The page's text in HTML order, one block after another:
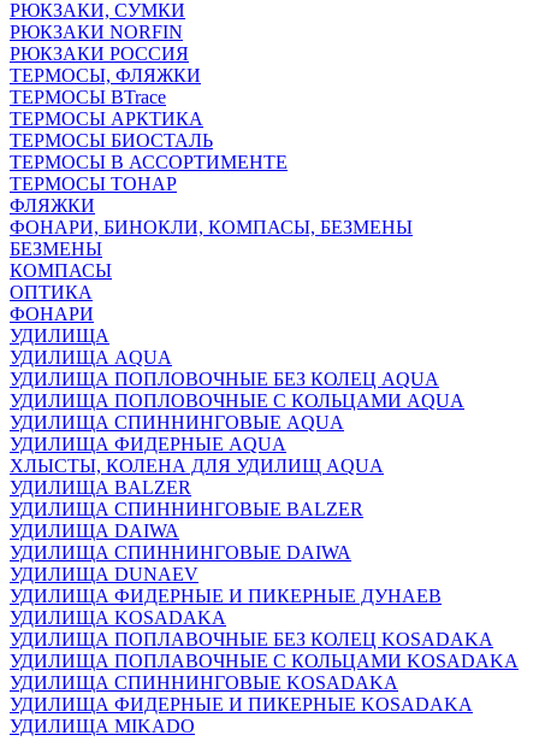
РЮКЗАКИ, СУМКИ
РЮКЗАКИ NORFIN
РЮКЗАКИ РОССИЯ
ТЕРМОСЫ, ФЛЯЖКИ
ТЕРМОСЫ BTrace
ТЕРМОСЫ АРКТИКА
ТЕРМОСЫ БИОСТАЛЬ
ТЕРМОСЫ В АССОРТИМЕНТЕ
ТЕРМОСЫ ТОНАР
ФЛЯЖКИ
ФОНАРИ, БИНОКЛИ, КОМПАСЫ, БЕЗМЕНЫ
БЕЗМЕНЫ
КОМПАСЫ
ОПТИКА
ФОНАРИ
УДИЛИЩА
УДИЛИЩА AQUA
УДИЛИЩА ПОПЛОВОЧНЫЕ БЕЗ КОЛЕЦ AQUA
УДИЛИЩА ПОПЛОВОЧНЫЕ С КОЛЬЦАМИ AQUA
УДИЛИЩА СПИННИНГОВЫЕ AQUA
УДИЛИЩА ФИДЕРНЫЕ AQUA
ХЛЫСТЫ, КОЛЕНА ДЛЯ УДИЛИЩ AQUA
УДИЛИЩА BALZER
УДИЛИЩА СПИННИНГОВЫЕ BALZER
УДИЛИЩА DAIWA
УДИЛИЩА СПИННИНГОВЫЕ DAIWA
УДИЛИЩА DUNAEV
УДИЛИЩА ФИДЕРНЫЕ И ПИКЕРНЫЕ ДУНАЕВ
УДИЛИЩА KOSADAKA
УДИЛИЩА ПОПЛАВОЧНЫЕ БЕЗ КОЛЕЦ KOSADAKA
УДИЛИЩА ПОПЛАВОЧНЫЕ С КОЛЬЦАМИ KOSADAKA
УДИЛИЩА СПИННИНГОВЫЕ KOSADAKA
УДИЛИЩА ФИДЕРНЫЕ И ПИКЕРНЫЕ KOSADAKA
УДИЛИЩА MIKADO